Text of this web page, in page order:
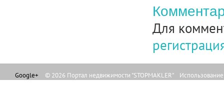
Для
Google+ © 2026 Портал недвижимости "STOPMAKLER"